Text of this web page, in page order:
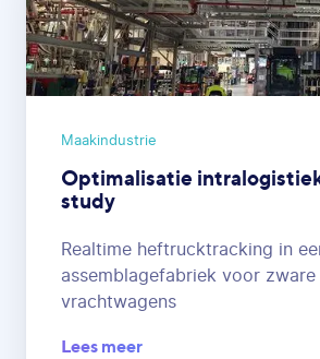
Maakindustrie
Optimalisatie
study
Realtime heftrucktracking in
assemblagefabriek voor zware
vrachtwagens
Lees meer